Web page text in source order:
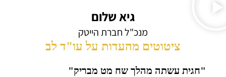
גיא שלום
מנכ"ל חברת הייטק
ציטוטים מהעדות על עו"ד לב
"חגית עשתה מהלך שח מט מבריק"